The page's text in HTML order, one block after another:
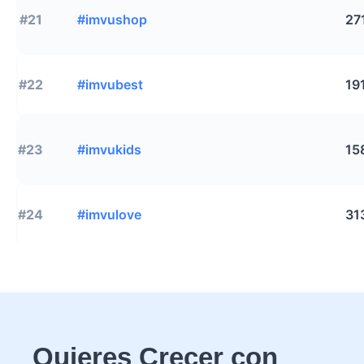
#21 #imvushop
#22 #imvubest
#23 #imvukids
#24 #imvulove
Quieres Crecer con